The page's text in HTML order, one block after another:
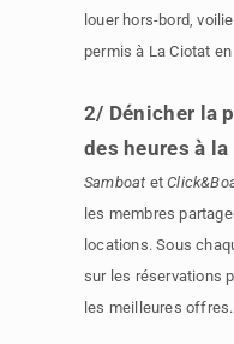
louer hors-bord,
permis à La Ciotat
2/ Dénicher la
des heures à
Samboat et
les membres
locations. Sous
sur les réservations
les meilleures offres.